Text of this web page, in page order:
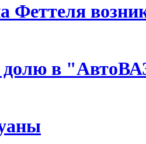
Феттеля
долю в